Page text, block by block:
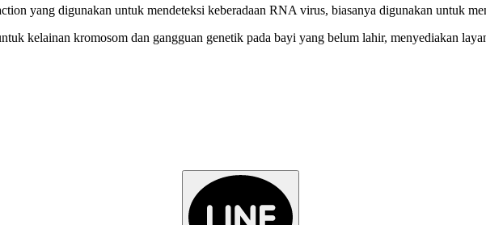
yang digunakan untuk mendeteksi keberadaan RNA virus, biasanya digunakan untuk
kelainan kromosom dan gangguan genetik pada bayi yang belum lahir, menyediakan